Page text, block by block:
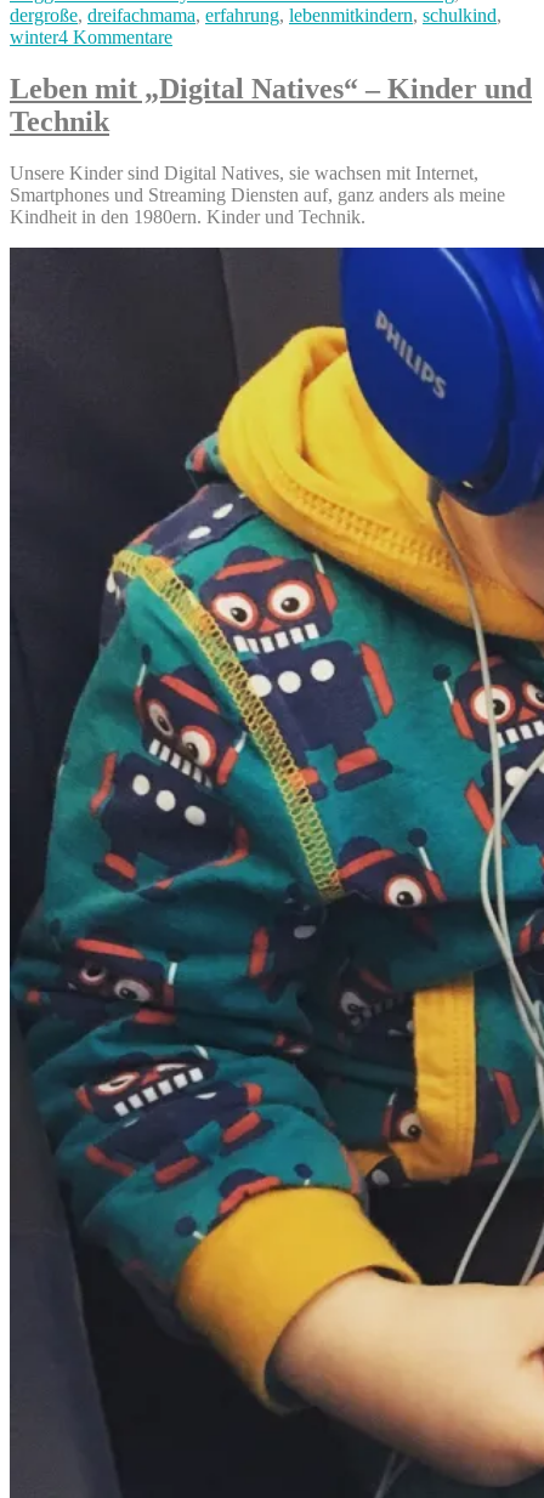
dem
Alltag
mit
am
dergroße, dreifachmama, erfahrung, lebenmitkindern, schulkind,
winter4 Kommentarezu
–
Exklusivzeit
Großen
–
Alltag
drei
Leben mit „Digital Natives“ – Kinder und
Technik
Unsere Kinder sind Digital Natives, sie wachsen mit Internet,
Smartphones und Streaming Diensten auf, ganz anders als meine
Kindheit in den 1980ern. Kinder und Technik.